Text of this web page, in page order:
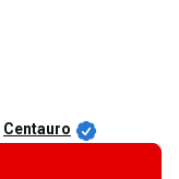
Centauro